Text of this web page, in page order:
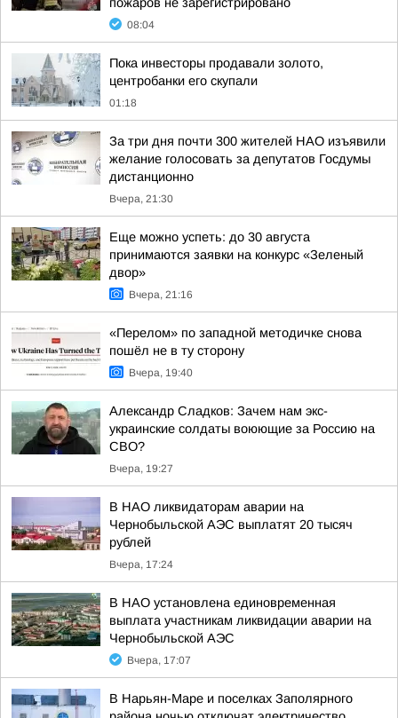
08:04
Пока инвесторы продавали золото,
центробанки его скупали
01:18
За три дня почти 300 жителей НАО изъявили
желание голосовать за депутатов Госдумы
дистанционно
Вчера, 21:30
Еще можно успеть: до 30 августа
принимаются заявки на конкурс «Зеленый
двор»
Вчера, 21:16
«Перелом» по западной методичке снова
пошёл не в ту сторону
Вчера, 19:40
Александр Сладков: Зачем нам экс-
украинские солдаты воюющие за Россию на
СВО?
Вчера, 19:27
В НАО ликвидаторам аварии на
Чернобыльской АЭС выплатят 20 тысяч
рублей
Вчера, 17:24
В НАО установлена единовременная
выплата участникам ликвидации аварии на
Чернобыльской АЭС
Вчера, 17:07
В Нарьян-Маре и поселках Заполярного